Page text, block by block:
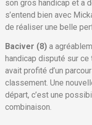
son gros handicap et a
s’entend bien avec
de réaliser une belle
Baciver (8) a
handicap disputé sur
avait profité d’un
classement. Une
départ, c’est une
combinaison.